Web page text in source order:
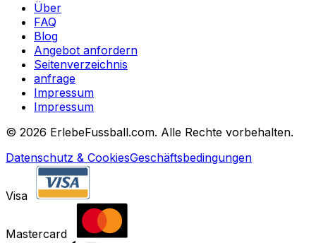
Über
FAQ
Blog
Angebot anfordern
Seitenverzeichnis
anfrage
Impressum
Impressum
© 2026 ErlebeFussball.com. Alle Rechte vorbehalten.
Datenschutz & CookiesGeschäftsbedingungen
Visa
Mastercard